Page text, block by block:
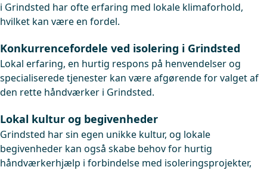
i Grindsted har ofte erfaring med lokale klimaforhold,
hvilket kan være en fordel.
Konkurrencefordele ved isolering i Grindsted
Lokal erfaring, en hurtig respons på henvendelser og
specialiserede tjenester kan være afgørende for valget af
den rette håndværker i Grindsted.
Lokal kultur og begivenheder
Grindsted har sin egen unikke kultur, og lokale
begivenheder kan også skabe behov for hurtig
håndværkerhjælp i forbindelse med isoleringsprojekter,